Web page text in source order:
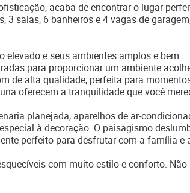
acaba de encontrar o lugar
3 salas, 6 banheiros e 4 vagas de
e seus ambientes amplos e bem
para proporcionar um ambiente
de alta qualidade, perfeita para
oferecem a tranquilidade que você
planejada, aparelhos de ar-
à decoração. O paisagismo
perfeito para desfrutar com a família e
com muito estilo e conforto. Não